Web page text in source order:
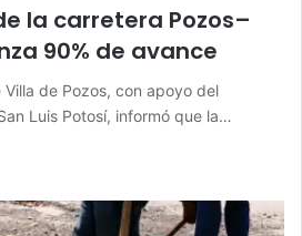
la carretera Pozos–
90% de avance
Villa de Pozos, con apoyo del
Luis Potosí, informó que la…